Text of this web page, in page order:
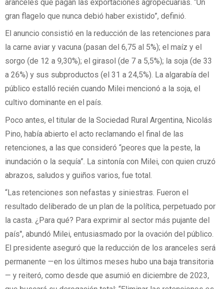
aranceles que pagan las exportaciones agropecuarias. “Un
gran flagelo que nunca debió haber existido”, definió.
El anuncio consistió en la reducción de las retenciones para
la carne aviar y vacuna (pasan del 6,75 al 5%); el maíz y el
sorgo (de 12 a 9,30%); el girasol (de 7 a 5,5%); la soja (de 33
a 26%) y sus subproductos (el 31 a 24,5%). La algarabía del
público estalló recién cuando Milei mencionó a la soja, el
cultivo dominante en el país.
Poco antes, el titular de la Sociedad Rural Argentina, Nicolás
Pino, había abierto el acto reclamando el final de las
retenciones, a las que consideró “peores que la peste, la
inundación o la sequía”. La sintonía con Milei, con quien cruzó
abrazos, saludos y guiños varios, fue total.
“Las retenciones son nefastas y siniestras. Fueron el
resultado deliberado de un plan de la política, perpetuado por
la casta. ¿Para qué? Para exprimir al sector más pujante del
país", abundó Milei, entusiasmado por la ovación del público.
El presidente aseguró que la reducción de los aranceles será
permanente —en los últimos meses hubo una baja transitoria
— y reiteró, como desde que asumió en diciembre de 2023,